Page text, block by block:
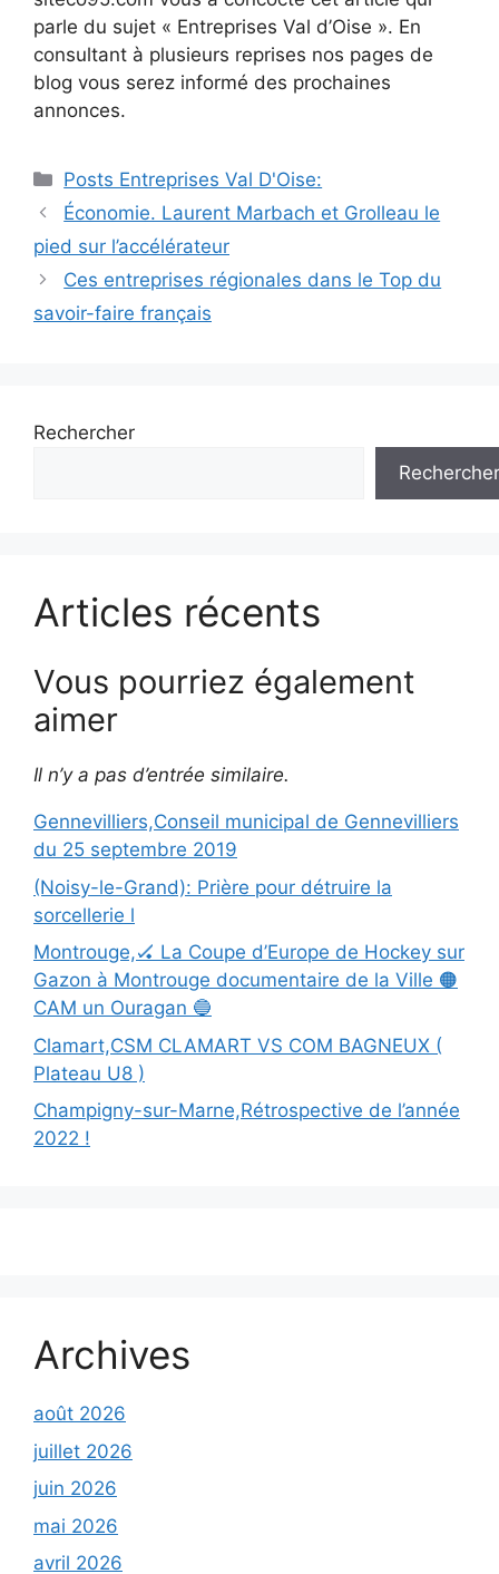
parle du sujet « Entreprises Val d’Oise ». En
consultant à plusieurs reprises nos pages de
blog vous serez informé des prochaines
annonces.
Catégories
Posts Entreprises Val D'Oise:
Navigation
des
articles
Économie. Laurent Marbach et Grolleau le
pied sur l’accélérateur
Ces entreprises régionales dans le Top du
savoir-faire français
Rechercher
Rechercher
Articles récents
Vous pourriez également
aimer
Il n’y a pas d’entrée similaire.
Gennevilliers,Conseil municipal de Gennevilliers
du 25 septembre 2019
(Noisy-le-Grand): Prière pour détruire la
sorcellerie l
Montrouge,🏑 La Coupe d’Europe de Hockey sur
Gazon à Montrouge documentaire de la Ville 🟠
CAM un Ouragan 🔵
Clamart,CSM CLAMART VS COM BAGNEUX (
Plateau U8 )
Champigny-sur-Marne,Rétrospective de l’année
2022 !
Archives
août 2026
juillet 2026
juin 2026
mai 2026
avril 2026